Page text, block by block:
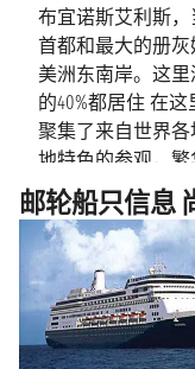
2027年2月19
上午8:00 - 下
2027年2月20
2027年2月21
n.d. - 下午
2027年2月22
2027年2月23
布宜诺斯艾利斯
首都和最大的册
美洲东南岸。这
的40%都居住 在
聚集了来自世界
地特色的参观，繁
在熙熙攘攘的城市
太拉丁化，也不
市。
布宜诺斯艾利斯
“世界粮仓”潘帕
还素有“南美巴黎”
邮轮船只信息